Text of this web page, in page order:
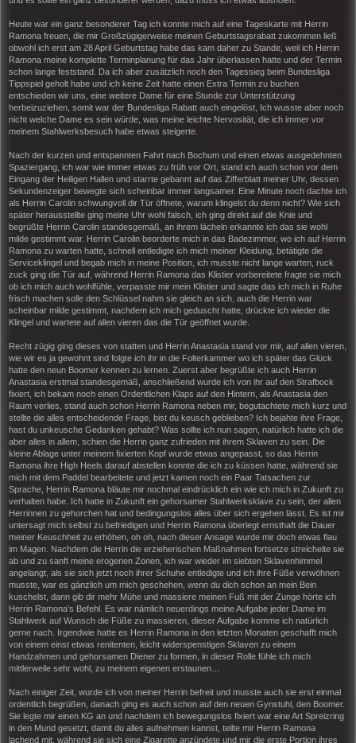
r
g
Heute war ein ganz besonderer Tag ich konnte mich auf eine Tageskarte mit Herrin
Ramona freuen, die mir Großzügigerweise meinen Geburtstagsrabatt zukommen ließ
obwohl ich erst am 28 April Geburtstag habe das kam daher zu Stande, weil ich Herrin
Ramona meine komplette Terminplanung für das Jahr überlassen hatte und der Termin
schon lange feststand. Da ich aber zusätzlich noch den Tagessieg beim Bundesliga
Tippspiel geholt habe und ich keine Zeit hatte einen Extra Termin zu buchen
entschieden wir uns, eine weitere Dame für eine Stunde zur Unterstützung
herbeizuziehen, somit war der Bundesliga Rabatt auch eingelöst, Ich wusste aber noch
nicht welche Dame es sein würde, was meine leichte Nervosität, die ich immer vor
meinem Stahlwerksbesuch habe etwas steigerte.
Nach der kurzen und entspannten Fahrt nach Bochum und einen etwas ausgedehnten
Spaziergang, ich war wie immer etwas zu früh vor Ort, stand ich auch schon vor dem
Eingang der Heiligen Hallen und starrte gebannt auf das Zifferblatt meiner Uhr, dessen
Sekundenzeiger bewegte sich scheinbar immer langsamer. Eine Minute noch dachte ich
als Herrin Carolin schwungvoll dir Tür öffnete, warum klingelst du denn nicht? Wie sich
später herausstellte ging meine Uhr wohl falsch, ich ging direkt auf die Knie und
begrüßte Herrin Carolin standesgemäß, an ihrem lächeln erkannte ich das sie wohl
milde gestimmt war. Herrin Carolin beorderte mich in das Badezimmer, wo ich auf Herrin
Ramona zu warten hatte, schnell entledigte ich mich meiner Kleidung, betätigte die
Serviceklingel und begab mich in meine Position, ich musste nicht lange warten, ruck
zuck ging die Tür auf, während Herrin Ramona das Klistier vorbereitete fragte sie mich
ob ich mich auch wohlfühle, verpasste mir mein Klistier und sagte das ich mich in Ruhe
frisch machen solle den Schlüssel nahm sie gleich an sich, auch die Herrin war
scheinbar milde gestimmt, nachdem ich mich geduscht hatte, drückte ich wieder die
Klingel und wartete auf allen vieren das die Tür geöffnet wurde.
Recht zügig ging dieses von statten und Herrin Anastasia stand vor mir, auf allen vieren,
wie wir es ja gewohnt sind folgte ich ihr in die Folterkammer wo ich später das Glück
hatte den neun Boomer kennen zu lernen. Zuerst aber begrüßte ich auch Herrin
Anastasia erstmal standesgemäß, anschließend wurde ich von ihr auf den Strafbock
fixiert, ich bekam noch einen Ordentlichen Klaps auf den Hintern, als Anastasia den
Raum verlies, stand auch schon Herrin Ramona neben mir, begutachtete mich kurz und
stellte die alles entscheidende Frage, bist du keusch geblieben? Ich bejahte ihre Frage,
hast du unkeusche Gedanken gehabt? Was sollte ich nun sagen, natürlich hatte ich die
aber alles in allem, schien die Herrin ganz zufrieden mit ihrem Sklaven zu sein. Die
kleine Ablage unter meinem fixierten Kopf wurde etwas angepasst, so das Herrin
Ramona ihre High Heels darauf abstellen konnte die ich zu küssen hatte, während sie
mich mit dem Paddel bearbeitete und jetzt kamen noch ein Paar Tatsachen zur
Sprache, Herrin Ramona bläute mir nochmal eindrücklich ein wie ich mich in Zukunft zu
verhalten habe. Ich hatte in Zukunft ein gehorsamer Stahlwerksklave zu sein, der allen
Herrinnen zu gehorchen hat und bedingungslos alles über sich ergehen lässt. Es ist mir
untersagt mich selbst zu befriedigen und Herrin Ramona überlegt ernsthaft die Dauer
meiner Keuschheit zu erhöhen, oh oh, nach dieser Ansage wurde mir doch etwas flau
im Magen. Nachdem die Herrin die erzieherischen Maßnahmen fortsetze streichelte sie
ab und zu sanft meine erogenen Zonen, ich war wieder im siebten Sklavenhimmel
angelangt, als sie sich jetzt noch ihrer Schuhe entledigte und ich ihre Füße verwöhnen
musste, war es gänzlich um mich geschehen, wenn du dich schon an mein Bein
kuschelst, dann gib dir mehr Mühe und massiere meinen Fuß mit der Zunge hörte ich
Herrin Ramona’s Befehl. Es war nämlich neuerdings meine Aufgabe jeder Dame im
Stahlwerk auf Wunsch die Füße zu massieren, dieser Aufgabe komme ich natürlich
gerne nach. Irgendwie hatte es Herrin Ramona in den letzten Monaten geschafft mich
von einem einst etwas renitenten, leicht widerspenstigen Sklaven zu einem
Handzahmen und gehorsamen Diener zu formen, in dieser Rolle fühle ich mich
mittlerweile sehr wohl, zu meinem eigenen erstaunen…
Nach einiger Zeit, wurde ich von meiner Herrin befreit und musste auch sie erst einmal
ordentlich begrüßen, danach ging es auch schon auf den neuen Gynstuhl, den Boomer.
Sie legte mir einen KG an und nachdem ich bewegungslos fixiert war eine Art Spreizring
in den Mund gesetzt, damit du alles aufnehmen kannst, teilte mir Herrin Ramona
lachend mit, während sie sich eine Zigarette anzündete und mir die erste Portion ihres